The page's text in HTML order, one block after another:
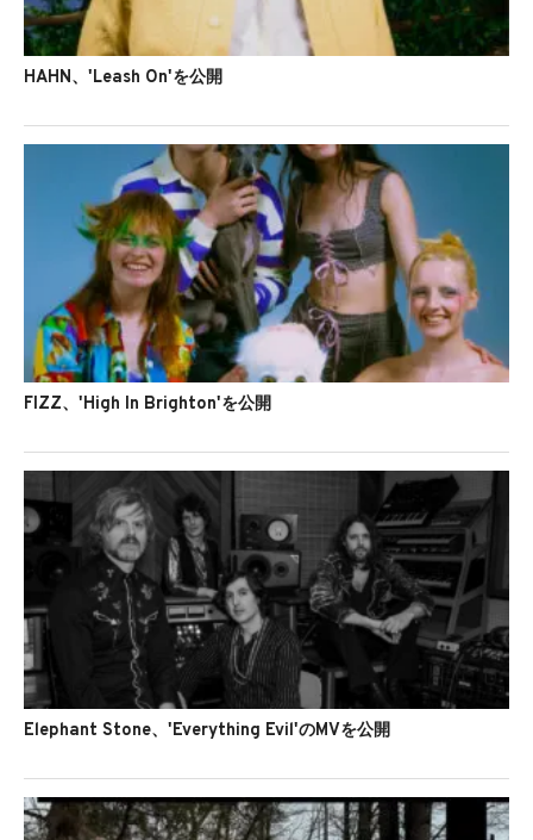
HAHN、'Leash On'を公開
FIZZ、'High In Brighton'を公開
Elephant Stone、'Everything Evil'のMVを公開